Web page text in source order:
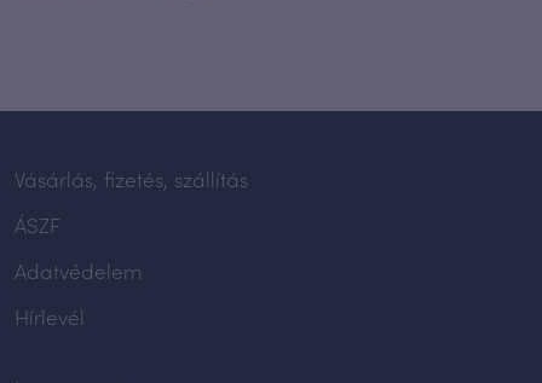
Vásárlás, fizetés, szállítás
ÁSZF
Adatvédelem
Hírlevél